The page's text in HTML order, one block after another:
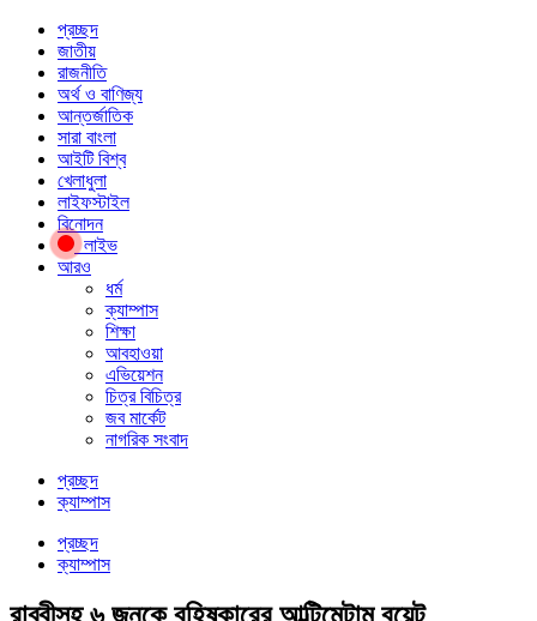
প্রচ্ছদ
জাতীয়
রাজনীতি
অর্থ ও বাণিজ্য
আন্তর্জাতিক
সারা বাংলা
আইটি বিশ্ব
খেলাধুলা
লাইফস্টাইল
বিনোদন
লাইভ
আরও
ধর্ম
ক্যাম্পাস
শিক্ষা
আবহাওয়া
এভিয়েশন
চিত্র বিচিত্র
জব মার্কেট
নাগরিক সংবাদ
প্রচ্ছদ
ক্যাম্পাস
প্রচ্ছদ
ক্যাম্পাস